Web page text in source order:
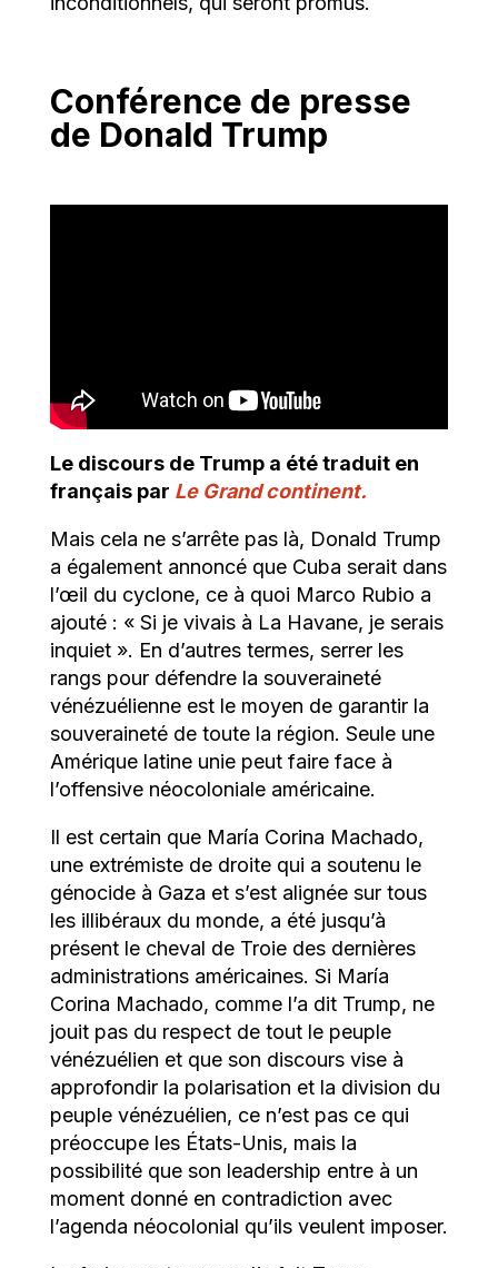
Conférence de presse
de Donald Trump
Le discours de Trump a été traduit en
français par Le Grand continent.
Mais cela ne s’arrête pas là, Donald Trump
a également annoncé que Cuba serait dans
l’œil du cyclone, ce à quoi Marco Rubio a
ajouté : « Si je vivais à La Havane, je serais
inquiet ». En d’autres termes, serrer les
rangs pour défendre la souveraineté
vénézuélienne est le moyen de garantir la
souveraineté de toute la région. Seule une
Amérique latine unie peut faire face à
l’offensive néocoloniale américaine.
Il est certain que María Corina Machado,
une extrémiste de droite qui a soutenu le
génocide à Gaza et s’est alignée sur tous
les illibéraux du monde, a été jusqu’à
présent le cheval de Troie des dernières
administrations américaines. Si María
Corina Machado, comme l’a dit Trump, ne
jouit pas du respect de tout le peuple
vénézuélien et que son discours vise à
approfondir la polarisation et la division du
peuple vénézuélien, ce n’est pas ce qui
préoccupe les États-Unis, mais la
possibilité que son leadership entre à un
moment donné en contradiction avec
l’agenda néocolonial qu’ils veulent imposer.